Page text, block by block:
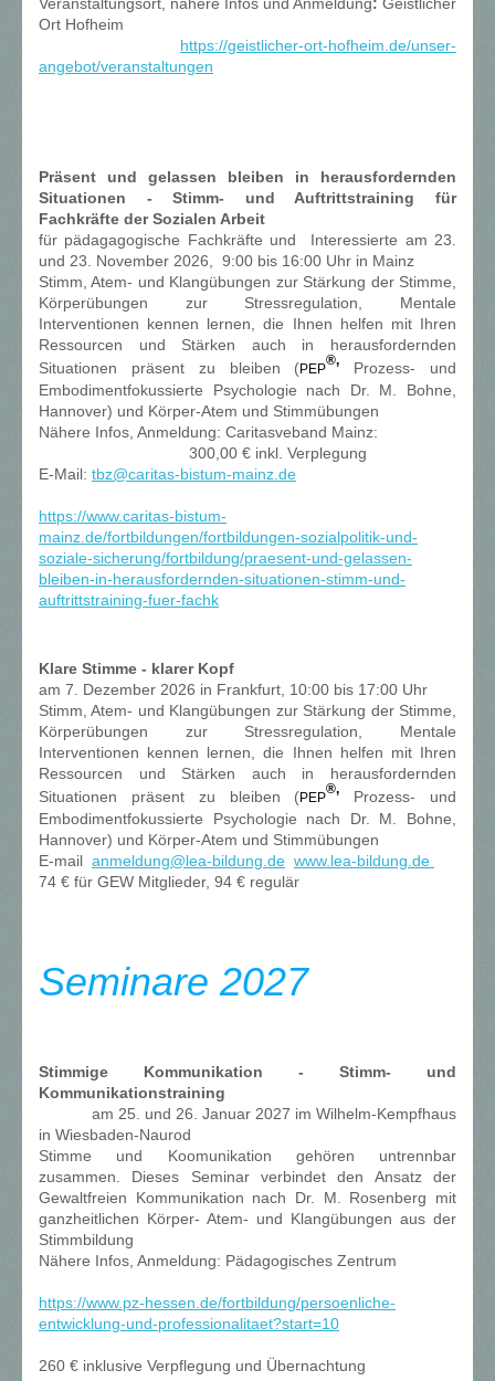
Ort Hofheim
https://geistlicher-ort-hofheim.de/unser-
angebot/veranstaltungen
Präsent und gelassen bleiben in herausfordernden
Situationen - Stimm- und Auftrittstraining für
Fachkräfte der Sozialen Arbeit
für pädagagogische Fachkräfte und Interessierte am 23.
und 23. November 2026, 9:00 bis 16:00 Uhr in Mainz
Stimm, Atem- und Klangübungen zur Stärkung der Stimme,
Körperübungen zur Stressregulation, Mentale
Interventionen kennen lernen, die Ihnen helfen mit Ihren
Ressourcen und Stärken auch in herausfordernden
Situationen präsent zu bleiben (PEP
®, Prozess- und
Embodimentfokussierte Psychologie nach Dr. M. Bohne,
Hannover) und Körper-Atem und Stimmübungen
Nähere Infos, Anmeldung: Caritasveband Mainz:
300,00 € inkl. Verplegung
E-Mail: tbz@caritas-bistum-mainz.de
https://www.caritas-bistum-
mainz.de/fortbildungen/fortbildungen-sozialpolitik-und-
soziale-sicherung/fortbildung/praesent-und-gelassen-
bleiben-in-herausfordernden-situationen-stimm-und-
auftrittstraining-fuer-fachk
Klare Stimme - klarer Kopf
am 7. Dezember 2026 in Frankfurt, 10:00 bis 17:00 Uhr
Stimm, Atem- und Klangübungen zur Stärkung der Stimme,
Körperübungen zur Stressregulation, Mentale
Interventionen kennen lernen, die Ihnen helfen mit Ihren
Ressourcen und Stärken auch in herausfordernden
Situationen präsent zu bleiben (PEP
®, Prozess- und
Embodimentfokussierte Psychologie nach Dr. M. Bohne,
Hannover) und Körper-Atem und Stimmübungen
E-mail anmeldung@lea-bildung.de www.lea-bildung.de
74 € für GEW Mitglieder, 94 € regulär
Seminare 2027
Stimmige Kommunikation - Stimm- und
Kommunikationstraining
am 25. und 26. Januar 2027 im Wilhelm-Kempfhaus
in Wiesbaden-Naurod
Stimme und Koomunikation gehören untrennbar
zusammen. Dieses Seminar verbindet den Ansatz der
Gewaltfreien Kommunikation nach Dr. M. Rosenberg mit
ganzheitlichen Körper- Atem- und Klangübungen aus der
Stimmbildung
Nähere Infos, Anmeldung: Pädagogisches Zentrum
https://www.pz-hessen.de/fortbildung/persoenliche-
entwicklung-und-professionalitaet?start=10
260 € inklusive Verpflegung und Übernachtung